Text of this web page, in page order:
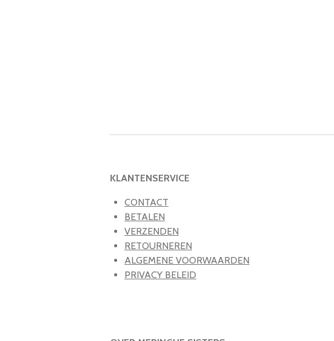
KLANTENSERVICE
CONTACT
BETALEN
VERZENDEN
RETOURNEREN
ALGEMENE VOORWAARDEN
PRIVACY BELEID